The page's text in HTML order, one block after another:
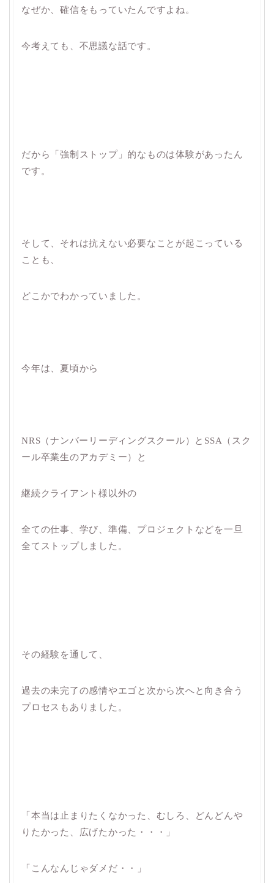
なぜか、確信をもっていたんですよね。
今考えても、不思議な話です。
だから「強制ストップ」的なものは体験があったん
です。
そして、それは抗えない必要なことが起こっている
ことも、
どこかでわかっていました。
今年は、夏頃から
NRS（ナンバーリーディングスクール）とSSA（スク
ール卒業生のアカデミー）と
継続クライアント様以外の
全ての仕事、学び、準備、プロジェクトなどを一旦
全てストップしました。
その経験を通して、
過去の未完了の感情やエゴと次から次へと向き合う
プロセスもありました。
「本当は止まりたくなかった、むしろ、どんどんや
りたかった、広げたかった・・・」
「こんなんじゃダメだ・・」